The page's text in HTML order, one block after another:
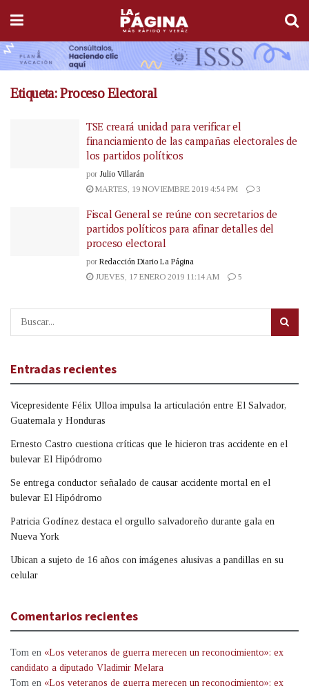
Etiqueta:Proceso Electoral
TSE creará unidad para verificar el
financiamiento de las campañas electorales de
los partidos políticos
por Julio Villarán
MARTES, 19 NOVIEMBRE 2019 4:54 PM
3
Fiscal General se reúne con secretarios de
partidos políticos para afinar detalles del
proceso electoral
por Redacción Diario La Página
JUEVES, 17 ENERO 2019 11:14 AM
5
Entradas recientes
Vicepresidente Félix Ulloa impulsa la articulación entre El Salvador,
Guatemala y Honduras
Ernesto Castro cuestiona críticas que le hicieron tras accidente en el
bulevar El Hipódromo
Se entrega conductor señalado de causar accidente mortal en el
bulevar El Hipódromo
Patricia Godínez destaca el orgullo salvadoreño durante gala en
Nueva York
Ubican a sujeto de 16 años con imágenes alusivas a pandillas en su
celular
Comentarios recientes
Tom en «Los veteranos de guerra merecen un reconocimiento»: ex
candidato a diputado Vladimir Melara
Tom en «Los veteranos de guerra merecen un reconocimiento»: ex